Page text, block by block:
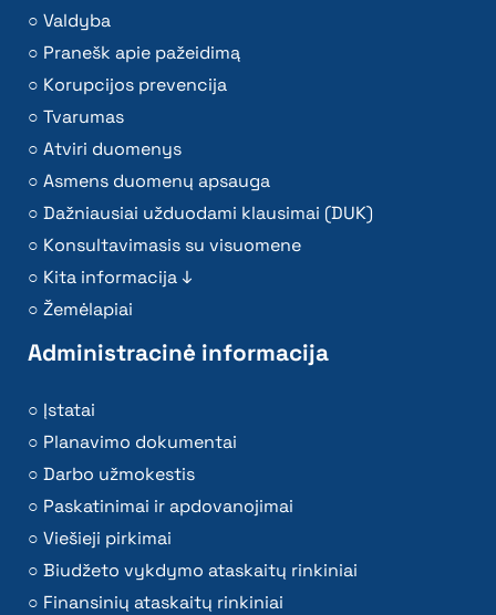
Valdyba
Pranešk apie pažeidimą
Korupcijos prevencija
Tvarumas
Atviri duomenys
Asmens duomenų apsauga
Dažniausiai užduodami klausimai (DUK)
Konsultavimasis su visuomene
Kita informacija ↓
Žemėlapiai
Administracinė informacija
Įstatai
Planavimo dokumentai
Darbo užmokestis
Paskatinimai ir apdovanojimai
Viešieji pirkimai
Biudžeto vykdymo ataskaitų rinkiniai
Finansinių ataskaitų rinkiniai